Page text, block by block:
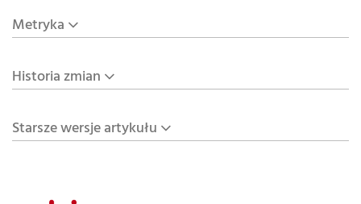
Metryka
Historia zmian
Starsze wersje artykułu